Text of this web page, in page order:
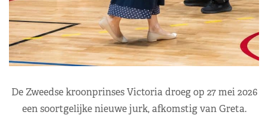
De Zweedse kroonprinses Victoria droeg op 27 mei 2026
een soortgelijke nieuwe jurk, afkomstig van Greta.